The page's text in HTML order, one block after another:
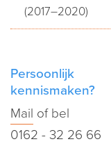
(2017–2020)
Persoonlijk
kennismaken?
Mail of bel
0162 - 32 26 66